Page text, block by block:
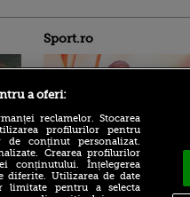
Sport.ro
Giovanni Becali îl
temperează pe favoritul lui
Gigi Becali de la FCSB: „Mi
a oferi:
reclamelor. Stocarea
profilurilor pentru
de conținut personalizat.
Crearea profilurilor
conținutului. Înțelegerea
diferite. Utilizarea de date
limitate pentru a selecta